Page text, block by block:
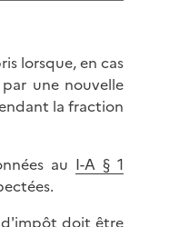
lorsque, en cas
une nouvelle
la fraction
au I-A § 1